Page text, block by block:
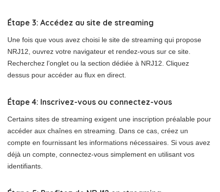
Étape 3: Accédez au site de streaming
Une fois que vous avez choisi le site de streaming qui propose
NRJ12, ouvrez votre navigateur et rendez-vous sur ce site.
Recherchez l’onglet ou la section dédiée à NRJ12. Cliquez
dessus pour accéder au flux en direct.
Étape 4: Inscrivez-vous ou connectez-vous
Certains sites de streaming exigent une inscription préalable pour
accéder aux chaînes en streaming. Dans ce cas, créez un
compte en fournissant les informations nécessaires. Si vous avez
déjà un compte, connectez-vous simplement en utilisant vos
identifiants.